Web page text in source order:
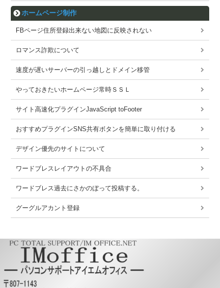
ホームページ制作
FBページ住所登録出来ない地図に反映されない
ロマンス詐欺について
速度が遅いサーバーの引っ越しとドメイン移管
やっておきたいホームページ常時ＳＳＬ
サイト高速化プラグインJavaScript toFooter
おすすめプラグインSNS共有ボタンを簡単に取り付ける
デザイン優先のサイトについて
ワードブレスレイアウトの不具合
ワードブレス過去にさかのぼって投稿する。
グーグルアカント登録